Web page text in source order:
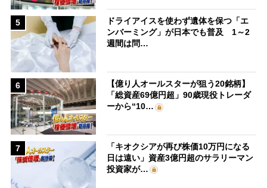
5
ドライアイスを使わず遺体を保つ「エ
ンバーミング」が日本でも普及 1～2
週間は問…
6
【億り人オールスターが狙う20銘柄】
「総資産69億円超」90歳現役トレーダ
ーから“10…
7
「キオクシアが再び株価10万円になる
日は遠い」資産3億円超のサラリーマン
投資家が…